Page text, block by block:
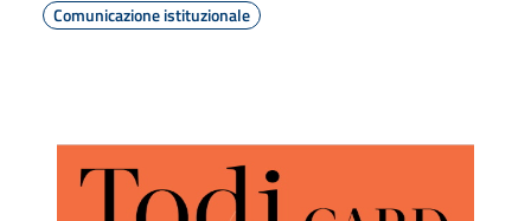
Comunicazione istituzionale